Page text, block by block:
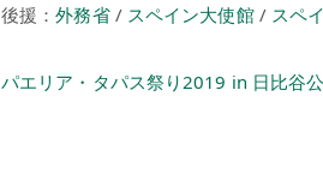
後援：外務省/ スペイン大使館/ スペ
パエリア・タパス祭り2019 in 日比谷